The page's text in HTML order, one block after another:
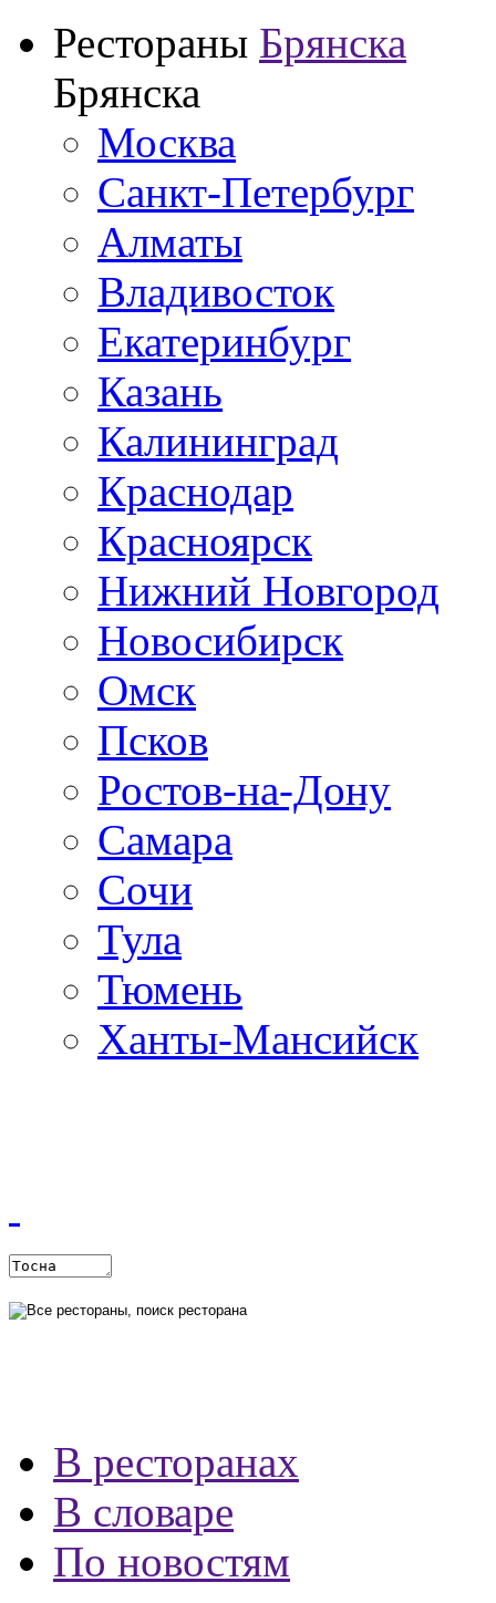
Рестораны Брянска
Брянска
Москва
Санкт-Петербург
Алматы
Владивосток
Екатеринбург
Казань
Калининград
Краснодар
Красноярск
Нижний Новгород
Новосибирск
Омск
Псков
Ростов-на-Дону
Самара
Сочи
Тула
Тюмень
Ханты-Мансийск
В ресторанах
В словаре
По новостям